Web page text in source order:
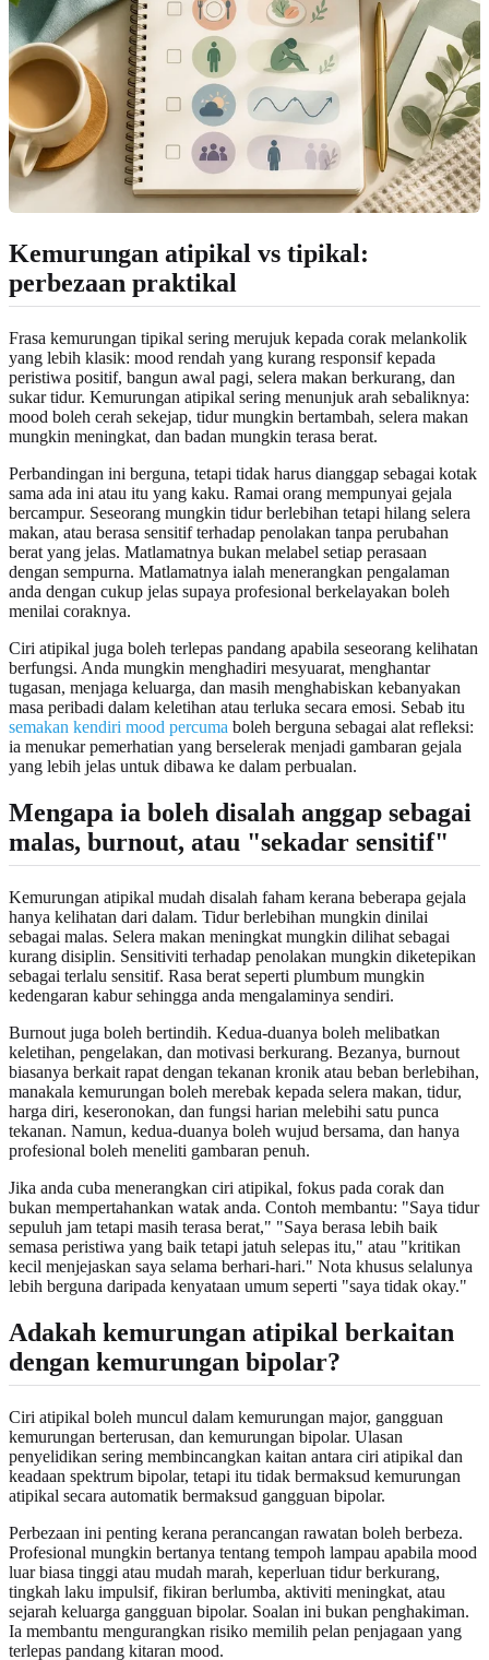
Kemurungan atipikal vs tipikal:
perbezaan praktikal
Frasa kemurungan tipikal sering merujuk kepada corak melankolik
yang lebih klasik: mood rendah yang kurang responsif kepada
peristiwa positif, bangun awal pagi, selera makan berkurang, dan
sukar tidur. Kemurungan atipikal sering menunjuk arah sebaliknya:
mood boleh cerah sekejap, tidur mungkin bertambah, selera makan
mungkin meningkat, dan badan mungkin terasa berat.
Perbandingan ini berguna, tetapi tidak harus dianggap sebagai kotak
sama ada ini atau itu yang kaku. Ramai orang mempunyai gejala
bercampur. Seseorang mungkin tidur berlebihan tetapi hilang selera
makan, atau berasa sensitif terhadap penolakan tanpa perubahan
berat yang jelas. Matlamatnya bukan melabel setiap perasaan
dengan sempurna. Matlamatnya ialah menerangkan pengalaman
anda dengan cukup jelas supaya profesional berkelayakan boleh
menilai coraknya.
Ciri atipikal juga boleh terlepas pandang apabila seseorang kelihatan
berfungsi. Anda mungkin menghadiri mesyuarat, menghantar
tugasan, menjaga keluarga, dan masih menghabiskan kebanyakan
masa peribadi dalam keletihan atau terluka secara emosi. Sebab itu
semakan kendiri mood percuma boleh berguna sebagai alat refleksi:
ia menukar pemerhatian yang berselerak menjadi gambaran gejala
yang lebih jelas untuk dibawa ke dalam perbualan.
Mengapa ia boleh disalah anggap sebagai
malas, burnout, atau "sekadar sensitif"
Kemurungan atipikal mudah disalah faham kerana beberapa gejala
hanya kelihatan dari dalam. Tidur berlebihan mungkin dinilai
sebagai malas. Selera makan meningkat mungkin dilihat sebagai
kurang disiplin. Sensitiviti terhadap penolakan mungkin diketepikan
sebagai terlalu sensitif. Rasa berat seperti plumbum mungkin
kedengaran kabur sehingga anda mengalaminya sendiri.
Burnout juga boleh bertindih. Kedua-duanya boleh melibatkan
keletihan, pengelakan, dan motivasi berkurang. Bezanya, burnout
biasanya berkait rapat dengan tekanan kronik atau beban berlebihan,
manakala kemurungan boleh merebak kepada selera makan, tidur,
harga diri, keseronokan, dan fungsi harian melebihi satu punca
tekanan. Namun, kedua-duanya boleh wujud bersama, dan hanya
profesional boleh meneliti gambaran penuh.
Jika anda cuba menerangkan ciri atipikal, fokus pada corak dan
bukan mempertahankan watak anda. Contoh membantu: "Saya tidur
sepuluh jam tetapi masih terasa berat," "Saya berasa lebih baik
semasa peristiwa yang baik tetapi jatuh selepas itu," atau "kritikan
kecil menjejaskan saya selama berhari-hari." Nota khusus selalunya
lebih berguna daripada kenyataan umum seperti "saya tidak okay."
Adakah kemurungan atipikal berkaitan
dengan kemurungan bipolar?
Ciri atipikal boleh muncul dalam kemurungan major, gangguan
kemurungan berterusan, dan kemurungan bipolar. Ulasan
penyelidikan sering membincangkan kaitan antara ciri atipikal dan
keadaan spektrum bipolar, tetapi itu tidak bermaksud kemurungan
atipikal secara automatik bermaksud gangguan bipolar.
Perbezaan ini penting kerana perancangan rawatan boleh berbeza.
Profesional mungkin bertanya tentang tempoh lampau apabila mood
luar biasa tinggi atau mudah marah, keperluan tidur berkurang,
tingkah laku impulsif, fikiran berlumba, aktiviti meningkat, atau
sejarah keluarga gangguan bipolar. Soalan ini bukan penghakiman.
Ia membantu mengurangkan risiko memilih pelan penjagaan yang
terlepas pandang kitaran mood.